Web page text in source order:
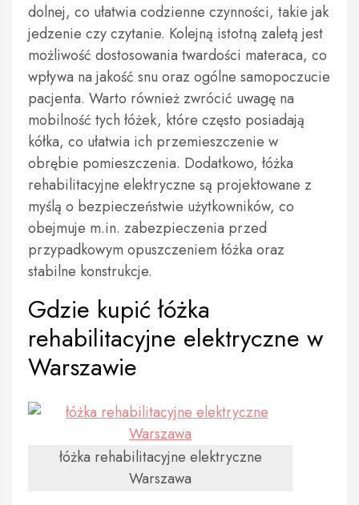
dolnej, co ułatwia codzienne czynności, takie jak
jedzenie czy czytanie. Kolejną istotną zaletą jest
możliwość dostosowania twardości materaca, co
wpływa na jakość snu oraz ogólne samopoczucie
pacjenta. Warto również zwrócić uwagę na
mobilność tych łóżek, które często posiadają
kółka, co ułatwia ich przemieszczenie w
obrębie pomieszczenia. Dodatkowo, łóżka
rehabilitacyjne elektryczne są projektowane z
myślą o bezpieczeństwie użytkowników, co
obejmuje m.in. zabezpieczenia przed
przypadkowym opuszczeniem łóżka oraz
stabilne konstrukcje.
Gdzie kupić łóżka
rehabilitacyjne elektryczne w
Warszawie
łóżka rehabilitacyjne elektryczne
Warszawa